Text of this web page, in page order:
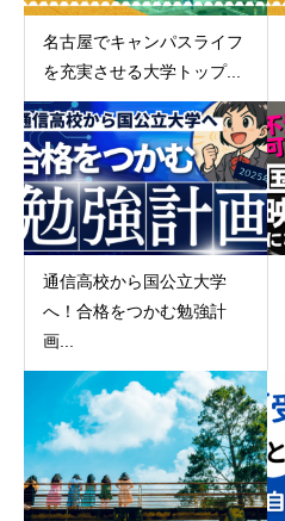
名古屋でキャンパスライフ
を充実させる大学トップ...
通信高校から国公立大学
へ！合格をつかむ勉強計
画...